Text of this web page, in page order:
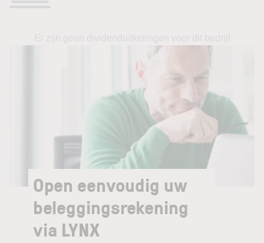
Open eenvoudig uw
beleggingsrekening
via LYNX